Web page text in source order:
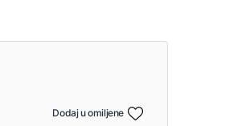
Dodaj u omiljene